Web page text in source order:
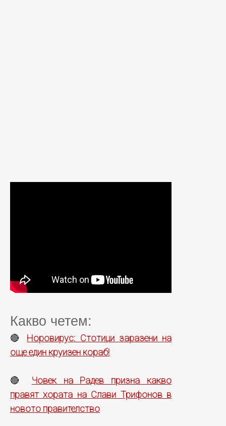
Какво четем:
🔴 Норовирус: Стотици заразени на
още един круизен кораб!
🔴 Човек на Радев призна какво
правят хората на Слави Трифонов в
новото правителство